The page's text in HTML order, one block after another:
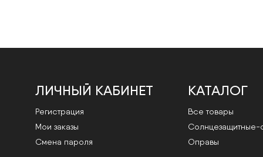
ЛИЧНЫЙ КАБИНЕТ
Регистрация
Мои заказы
Смена пароля
КАТАЛОГ
Все товары
Cолнцезащитные-
Оправы